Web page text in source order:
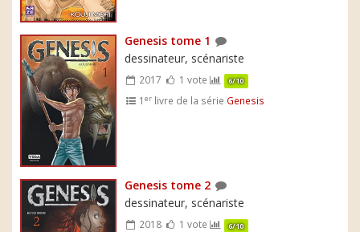
Genesis tome 1
dessinateur, scénariste
2017 1 vote 6/10
1er livre de la série Genesis
Genesis tome 2
dessinateur, scénariste
2018 1 vote 6/10